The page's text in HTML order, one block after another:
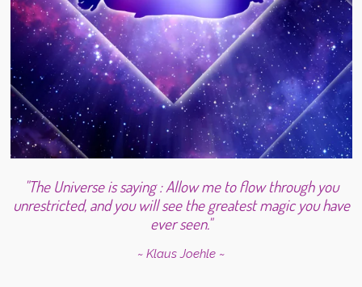
"The Universe is saying : Allow me to flow through you
unrestricted, and you will see the greatest magic you have
ever seen."
~ Klaus Joehle ~